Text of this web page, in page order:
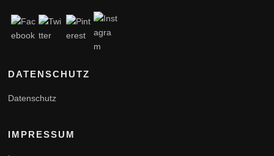
DATENSCHUTZ
Datenschutz
IMPRESSUM